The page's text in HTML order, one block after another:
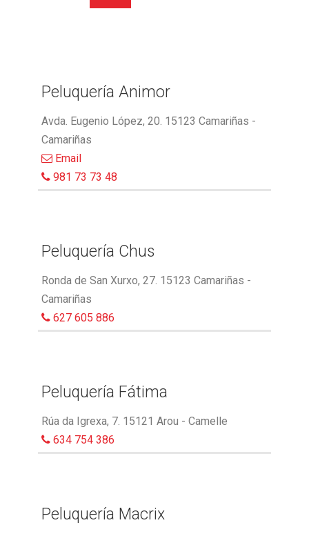
Peluquería Animor
Avda. Eugenio López, 20. 15123 Camariñas -
Camariñas
Email
981 73 73 48
Peluquería Chus
Ronda de San Xurxo, 27. 15123 Camariñas -
Camariñas
627 605 886
Peluquería Fátima
Rúa da Igrexa, 7. 15121 Arou - Camelle
634 754 386
Peluquería Macrix